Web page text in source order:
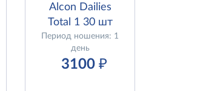
Alcon Dailies
Total 1 30 шт
Период ношения: 1
день
3100₽